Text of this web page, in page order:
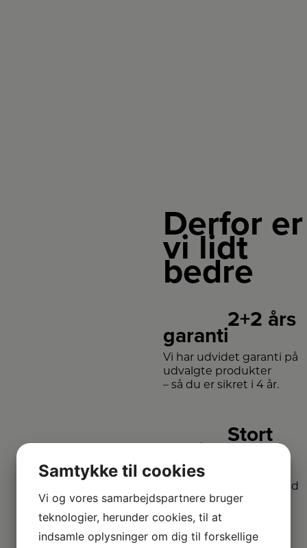
Derfor er
vi lidt
bedre
2+2 års
garanti
Vi har udvidet garanti på
udvalgte produkter
– så du er sikret i 4 år.
Stort
sortiment
Vi har et af Danmarks
største sortimenter med
alle de kendte
varemærker.
Samtykke til cookies
Vi og vores samarbejdspartnere bruger
teknologier, herunder cookies, til at
indsamle oplysninger om dig til forskellige